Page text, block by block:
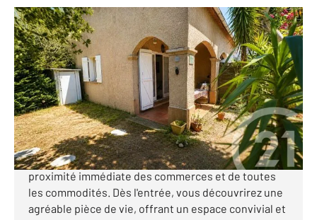
COGOLIN 83
25,85 m2, 2 pièces
Ref : 1694
Maison à vendre
180 000 €
Votre agence CENTURY 21 Cogolin vous propose à la
vente ce ravissant mazet, idéalement situé à
proximité immédiate des commerces et de toutes
les commodités. Dès l'entrée, vous découvrirez une
agréable pièce de vie, offrant un espace convivial et